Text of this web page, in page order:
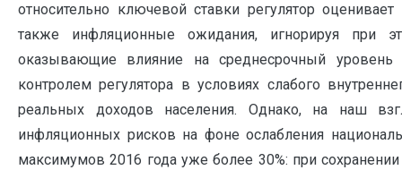
относительно ключевой ставки регулятор
также инфляционные ожидания, игнорируя при
оказывающие влияние на среднесрочный
контролем регулятора в условиях слабого
реальных доходов населения. Однако, на наш
инфляционных рисков на фоне ослабления
максимумов 2016 года уже более 30%: при